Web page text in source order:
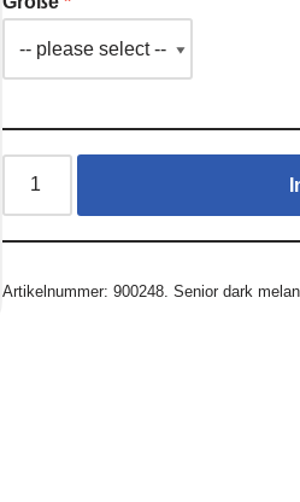
Artikelnummer:900248. Senior dark